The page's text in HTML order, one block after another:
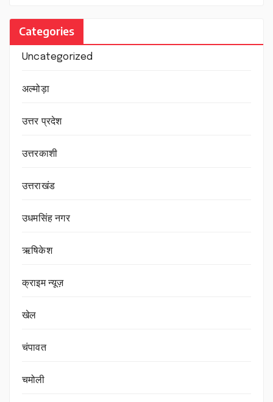
Categories
Uncategorized
अल्मोड़ा
उत्तर प्रदेश
उत्तरकाशी
उत्तराखंड
उधमसिंह नगर
ऋषिकेश
क्राइम न्यूज़
खेल
चंपावत
चमोली